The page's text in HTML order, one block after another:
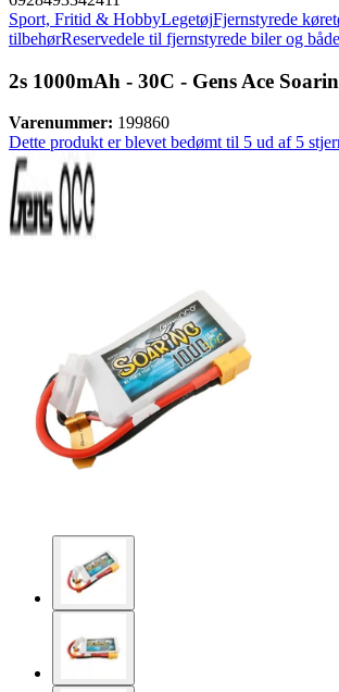
Sport, Fritid & HobbyLegetøjFjernstyrede
tilbehørReservedele til fjernstyrede biler og både
2s 1000mAh - 30C - Gens Ace
Varenummer: 199860
Dette produkt er blevet bedømt til 5 ud af 5